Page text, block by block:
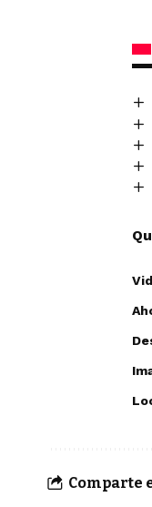
Comparte